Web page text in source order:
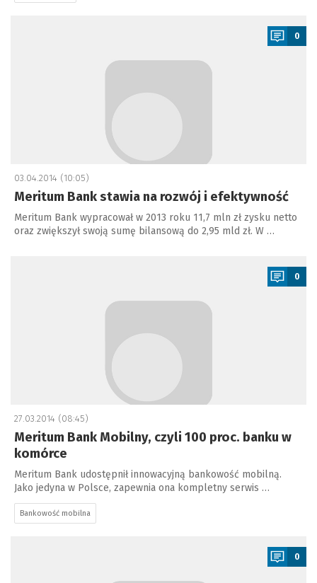
0
03.04.2014 (10:05)
Meritum Bank stawia na rozwój i efektywność
Meritum Bank wypracował w 2013 roku 11,7 mln zł zysku netto
oraz zwiększył swoją sumę bilansową do 2,95 mld zł. W …
0
27.03.2014 (08:45)
Meritum Bank Mobilny, czyli 100 proc. banku w
komórce
Meritum Bank udostępnił innowacyjną bankowość mobilną.
Jako jedyna w Polsce, zapewnia ona kompletny serwis …
Bankowość mobilna
0